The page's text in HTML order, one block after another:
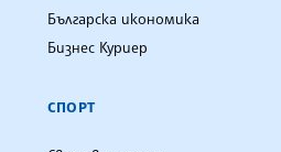
Българска икономика
Бизнес Куриер
СПОРТ